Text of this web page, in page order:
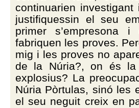
continuarien
justifiquessin el seu
primer s’empresona
fabriquen les proves.
mig i les proves no
de la Núria?, on és
explosius? La
Núria Pòrtulas, sinó les
el seu neguit creix en